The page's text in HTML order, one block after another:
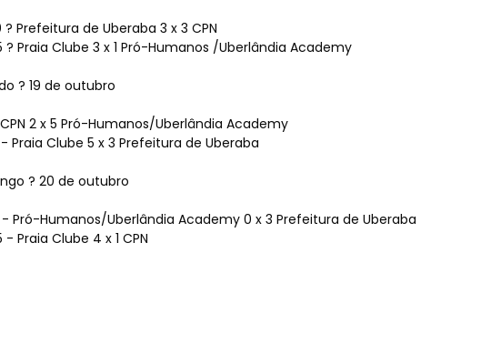
? Prefeitura de Uberaba 3 x 3 CPN
? Praia Clube 3 x 1 Pró-Humanos /Uberlândia Academy
? 19 de outubro
CPN 2 x 5 Pró-Humanos/Uberlândia Academy
- Praia Clube 5 x 3 Prefeitura de Uberaba
? 20 de outubro
Pró-Humanos/Uberlândia Academy 0 x 3 Prefeitura de Uberaba
- Praia Clube 4 x 1 CPN